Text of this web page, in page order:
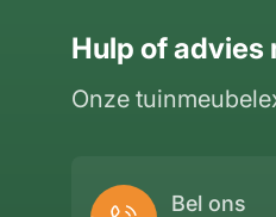
Hulp of advies
Onze
Bel ons